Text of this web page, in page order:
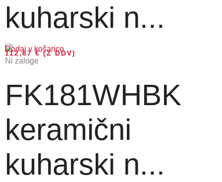
kuharski n...
112,67€(Z DDV)
Dodaj v košarico
Ni zaloge
FK181WHBK
keramični
kuharski n...